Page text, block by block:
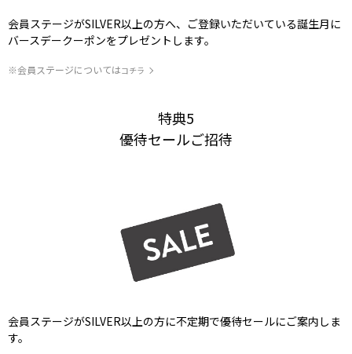
会員ステージがSILVER以上の方へ、ご登録いただいている誕生月に
バースデークーポンをプレゼントします。
※会員ステージについてはコチラ
特典5
優待セールご招待
会員ステージがSILVER以上の方に不定期で優待セールにご案内しま
す。